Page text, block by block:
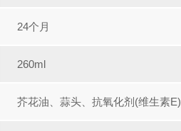
24个月
260ml
芥花油、蒜头、抗氧化剂(维生素E)